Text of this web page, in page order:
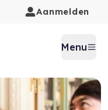
Aanmelden
Menu